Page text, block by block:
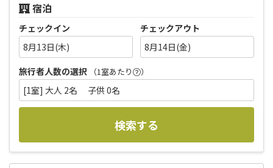
宿泊
チェックイン
8月13日(木)
チェックアウト
8月14日(金)
旅行者人数の選択
（1室あたり ）
[1室] 大人 2名 子供 0名
検索する